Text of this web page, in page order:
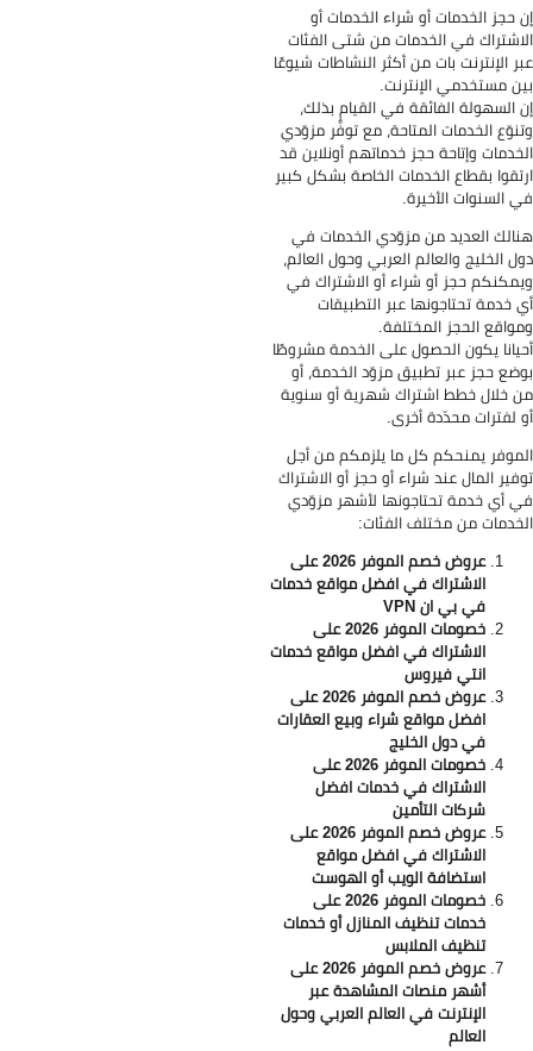
حجز الخدمات أو شراء الخدمات أو
في الخدمات من شتى الفئات
الإنترنت بات من أكثر النشاطات شيوعًا
مستخدمي الإنترنت.
السهولة الفائقة في القيام بذلك،
الخدمات المتاحة، مع توفُّر مزوّدي
وإتاحة حجز خدماتهم أونلاين قد
بقطاع الخدمات الخاصة بشكل كبير
السنوات الأخيرة.
العديد من مزوّدي الخدمات في
الخليج والعالم العربي وحول العالم،
حجز أو شراء أو الاشتراك في
خدمة تحتاجونها عبر التطبيقات
الحجز المختلفة.
يكون الحصول على الخدمة مشروطًا
حجز عبر تطبيق مزوّد الخدمة، أو
خلال خطط اشتراك شهرية أو سنوية
لفترات محدّدة أخرى.
يمنحكم كل ما يلزمكم من أجل
المال عند شراء أو حجز أو الاشتراك
أي خدمة تحتاجونها لأشهر مزوّدي
من مختلف الفئات:
عروض خصم الموفر 2026 على
الاشتراك في افضل مواقع خدمات
في بي ان VPN
خصومات الموفر 2026 على
الاشتراك في افضل مواقع خدمات
انتي فيروس
عروض خصم الموفر 2026 على
افضل مواقع شراء وبيع العقارات
في دول الخليج
خصومات الموفر 2026 على
الاشتراك في خدمات افضل
شركات التأمين
عروض خصم الموفر 2026 على
الاشتراك في افضل مواقع
استضافة الويب أو الهوست
خصومات الموفر 2026 على
خدمات تنظيف المنازل أو خدمات
تنظيف الملابس
عروض خصم الموفر 2026 على
أشهر منصات المشاهدة عبر
الإنترنت في العالم العربي وحول
العالم